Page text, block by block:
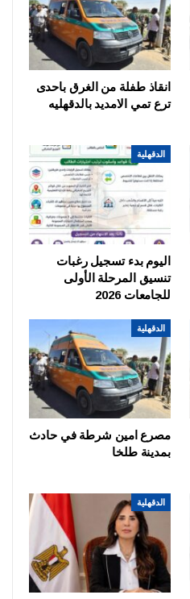
انقاذ طفلة من الغرق باحدى
ترع تمي الامديد بالدقهليه
الدقهلية
اليوم بدء تسجيل رغبات
تنسيق المرحلة الأولى
للجامعات 2026
الدقهلية
مصرع امين شرطة في حادث
بمدينة طلخا
الدقهلية